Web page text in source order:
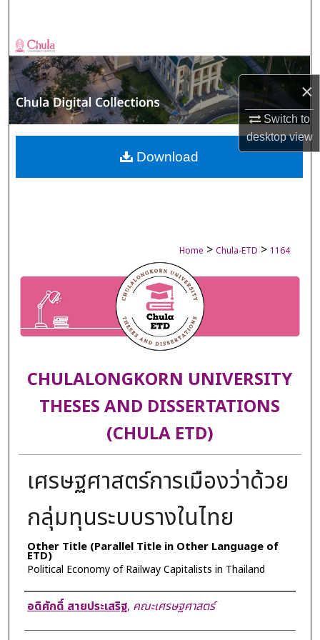
×
Switch to
desktopview
Browse Collections
My Account
About
Digital Commons Network™
Home > Chula-ETD > 1164
CHULALONGKORN UNIVERSITY
THESES AND DISSERTATIONS
(CHULA ETD)
เศรษฐศาสตร์การเมืองว่าด้วย
กลุ่มทุนระบบรางในไทย
Other Title (Parallel Title in Other Language of
ETD)
Political Economy of Railway Capitalists in Thailand
Author
อดิศักดิ์ สายประเสริฐ, คณะเศรษฐศาสตร์
Download